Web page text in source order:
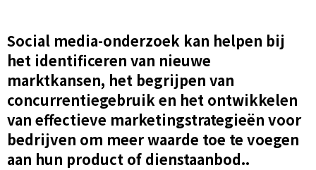
Social media-onderzoek kan helpen bij
het identificeren van nieuwe
marktkansen, het begrijpen van
concurrentiegebruik en het ontwikkelen
van effectieve marketingstrategieën voor
bedrijven om meer waarde toe te voegen
aan hun product of dienstaanbod..